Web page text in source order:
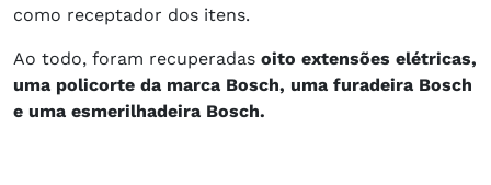
como receptador dos itens.
Ao todo, foram recuperadas oito extensões elétricas,
uma policorte da marca Bosch, uma furadeira Bosch
e uma esmerilhadeira Bosch.